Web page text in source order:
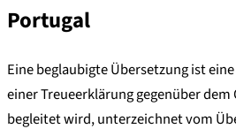
Portugal
Eine beglaubigte Übersetzung ist
einer Treueerklärung gegenüber
begleitet wird, unterzeichnet vom